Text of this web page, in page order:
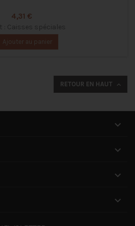
Prix
4,31 €
: Caisses spéciales
Ajouter au panier
RETOUR EN HAUT 



